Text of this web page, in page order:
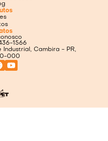
1566
Industrial, Cambira - PR,
000